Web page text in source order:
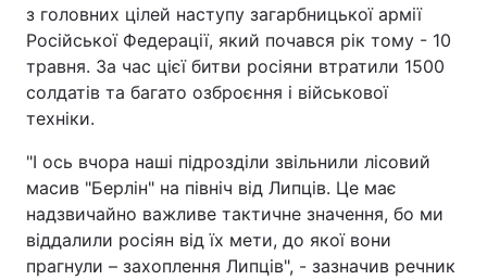
з головних цілей наступу загарбницької армії
Російської Федерації, який почався рік тому - 10
травня. За час цієї битви росіяни втратили 1500
солдатів та багато озброєння і військової
техніки.
"І ось вчора наші підрозділи звільнили лісовий
масив "Берлін" на північ від Липців. Це має
надзвичайно важливе тактичне значення, бо ми
віддалили росіян від їх мети, до якої вони
прагнули – захоплення Липців", - зазначив речник